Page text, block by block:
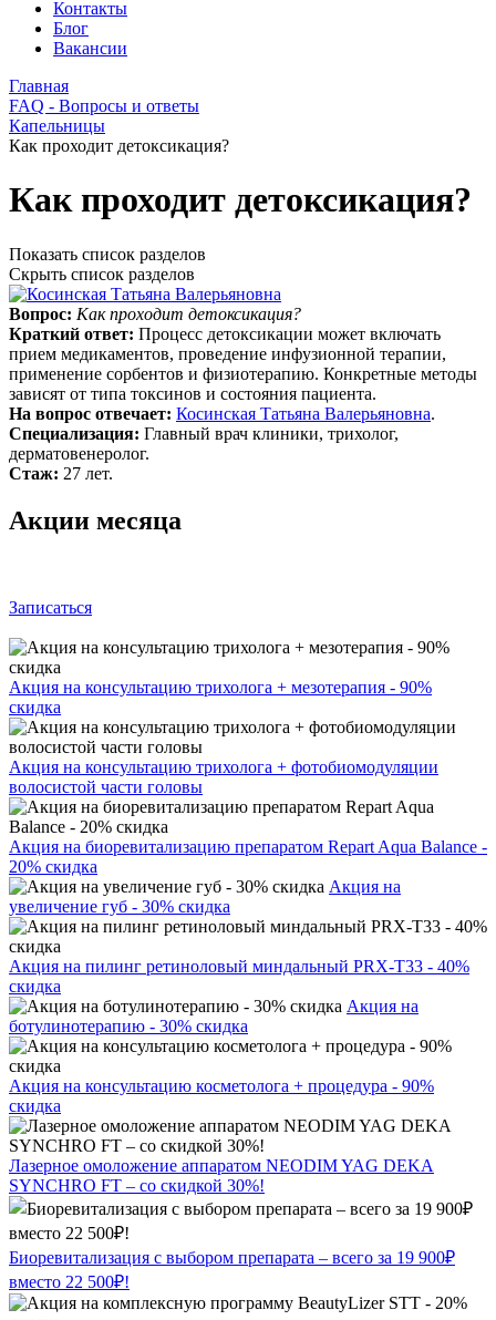
Контакты
Блог
Вакансии
Главная
FAQ - Вопросы и ответы
Капельницы
Как проходит детоксикация?
Как проходит детоксикация?
Показать список разделов
Скрыть список разделов
Вопрос: Как проходит детоксикация?
Краткий ответ: Процесс детоксикации может включать
прием медикаментов, проведение инфузионной терапии,
применение сорбентов и физиотерапию. Конкретные методы
зависят от типа токсинов и состояния пациента.
На вопрос отвечает: Косинская Татьяна Валерьяновна.
Специализация: Главный врач клиники, трихолог,
дерматовенеролог.
Стаж: 27 лет.
Акции месяца
Записаться
Акция на консультацию трихолога + мезотерапия - 90%
скидка
Акция на консультацию трихолога + фотобиомодуляции
волосистой части головы
Акция на биоревитализацию препаратом Repart Aqua Balance -
20% скидка
Акция на
увеличение губ - 30% скидка
Акция на пилинг ретиноловый миндальный PRX-T33 - 40%
скидка
Акция на
ботулинотерапию - 30% скидка
Акция на консультацию косметолога + процедура - 90%
скидка
Лазерное омоложение аппаратом NEODIM YAG DEKA
SYNCHRO FT – со скидкой 30%!
Биоревитализация с выбором препарата – всего за 19 900₽
вместо 22 500₽!